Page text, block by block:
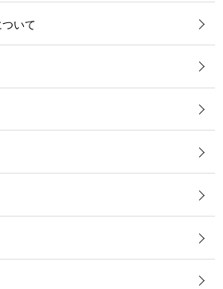
いて